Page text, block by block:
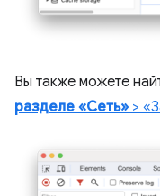
Вы также можете
разделе «Сеть» >